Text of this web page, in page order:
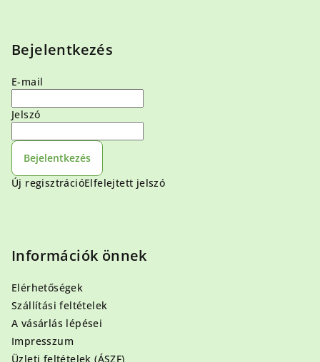
Bejelentkezés
E-mail
Jelszó
Bejelentkezés
Új regisztrációElfelejtett jelszó
Információk önnek
Elérhetőségek
Szállítási feltételek
A vásárlás lépései
Impresszum
Üzleti feltételek (ÁSZF)